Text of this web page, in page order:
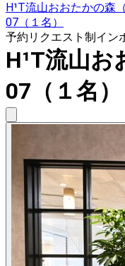
H¹T流山おおたかの森
07（１名）
予約リクエスト制イン
H¹T流山お
07（１名）